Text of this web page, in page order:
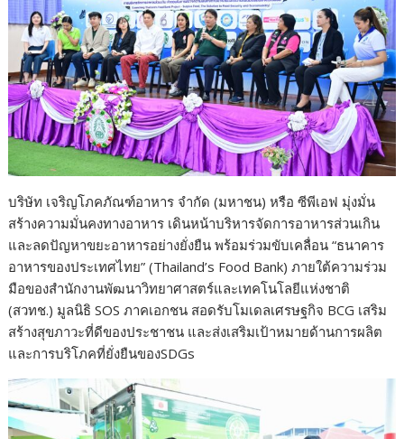
บริษัท เจริญโภคภัณฑ์อาหาร จำกัด (มหาชน) หรือ ซีพีเอฟ มุ่งมั่น
สร้างความมั่นคงทางอาหาร เดินหน้าบริหารจัดการอาหารส่วนเกิน
และลดปัญหาขยะอาหารอย่างยั่งยืน พร้อมร่วมขับเคลื่อน “ธนาคาร
อาหารของประเทศไทย” (Thailand’s Food Bank) ภายใต้ความร่วม
มือของสำนักงานพัฒนาวิทยาศาสตร์และเทคโนโลยีแห่งชาติ
(สวทช.) มูลนิธิ SOS ภาคเอกชน สอดรับโมเดลเศรษฐกิจ BCG เสริม
สร้างสุขภาวะที่ดีของประชาชน และส่งเสริมเป้าหมายด้านการผลิต
และการบริโภคที่ยั่งยืนของSDGs